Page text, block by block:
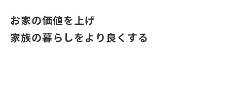
お家の価値を上げ
家族の暮らしをより良くする